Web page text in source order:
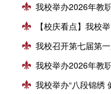
我校举办2026年教
【校庆看点】我校
我校召开第七届第
我校举办2026年教
我校举办“八段锦绣